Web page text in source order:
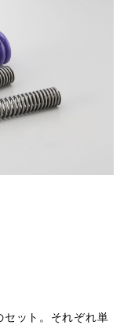
セット。それぞれ単